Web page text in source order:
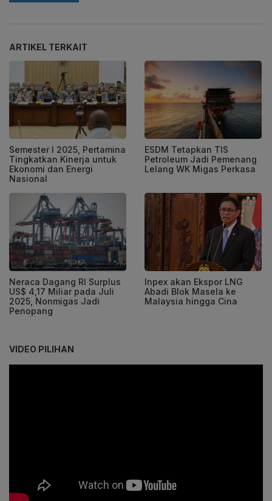
ARTIKEL TERKAIT
Semester I 2025, Pertamina
Tingkatkan Kinerja untuk
Ekonomi dan Energi
Nasional
ESDM Tetapkan TIS
Petroleum Jadi Pemenang
Lelang WK Migas Perkasa
Neraca Dagang RI Surplus
US$ 4,17 Miliar pada Juli
2025, Nonmigas Jadi
Penopang
Inpex akan Ekspor LNG
Abadi Blok Masela ke
Malaysia hingga Cina
VIDEO PILIHAN